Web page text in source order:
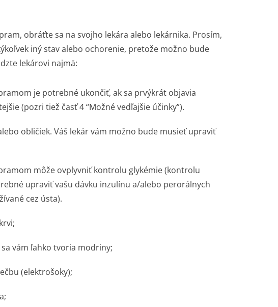
obráťte sa na svojho lekára alebo lekárnika. Prosím,
iný stav alebo ochorenie, pretože možno bude
lekárovi najmä:
je potrebné ukončiť, ak sa prvýkrát objavia
(pozri tiež časť 4 “Možné vedľajšie účinky”).
obličiek. Váš lekár vám možno bude musieť upraviť
môže ovplyvniť kontrolu glykémie (kontrolu
upraviť vašu dávku inzulínu a/alebo perorálnych
cez ústa).
vám ľahko tvoria modriny;
(elektrošoky);